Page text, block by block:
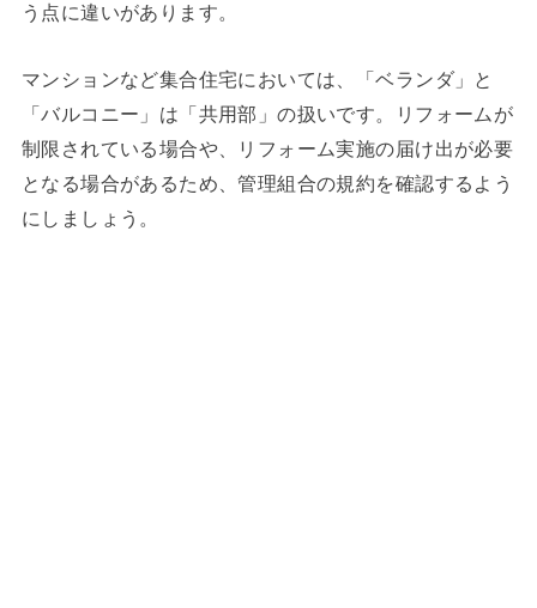
う点に違いがあります。
マンションなど集合住宅においては、「ベランダ」と
「バルコニー」は「共用部」の扱いです。リフォームが
制限されている場合や、リフォーム実施の届け出が必要
となる場合があるため、管理組合の規約を確認するよう
にしましょう。